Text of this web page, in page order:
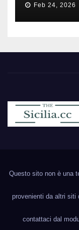
Feb 24, 2026
Questo sito non è una
provenienti da altri siti
contattaci dal